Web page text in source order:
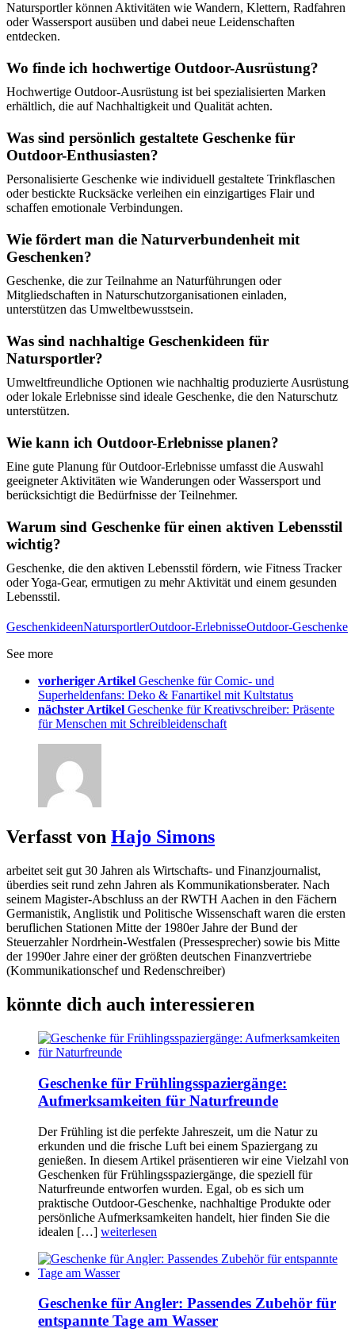
Natursportler können Aktivitäten wie Wandern, Klettern, Radfahren
oder Wassersport ausüben und dabei neue Leidenschaften
entdecken.
Wo finde ich hochwertige Outdoor-Ausrüstung?
Hochwertige Outdoor-Ausrüstung ist bei spezialisierten Marken
erhältlich, die auf Nachhaltigkeit und Qualität achten.
Was sind persönlich gestaltete Geschenke für
Outdoor-Enthusiasten?
Personalisierte Geschenke wie individuell gestaltete Trinkflaschen
oder bestickte Rucksäcke verleihen ein einzigartiges Flair und
schaffen emotionale Verbindungen.
Wie fördert man die Naturverbundenheit mit
Geschenken?
Geschenke, die zur Teilnahme an Naturführungen oder
Mitgliedschaften in Naturschutzorganisationen einladen,
unterstützen das Umweltbewusstsein.
Was sind nachhaltige Geschenkideen für
Natursportler?
Umweltfreundliche Optionen wie nachhaltig produzierte Ausrüstung
oder lokale Erlebnisse sind ideale Geschenke, die den Naturschutz
unterstützen.
Wie kann ich Outdoor-Erlebnisse planen?
Eine gute Planung für Outdoor-Erlebnisse umfasst die Auswahl
geeigneter Aktivitäten wie Wanderungen oder Wassersport und
berücksichtigt die Bedürfnisse der Teilnehmer.
Warum sind Geschenke für einen aktiven Lebensstil
wichtig?
Geschenke, die den aktiven Lebensstil fördern, wie Fitness Tracker
oder Yoga-Gear, ermutigen zu mehr Aktivität und einem gesunden
Lebensstil.
GeschenkideenNatursportlerOutdoor-ErlebnisseOutdoor-Geschenke
See more
vorheriger Artikel Geschenke für Comic- und
Superheldenfans: Deko & Fanartikel mit Kultstatus
nächster Artikel Geschenke für Kreativschreiber: Präsente
für Menschen mit Schreibleidenschaft
Verfasst von Hajo Simons
arbeitet seit gut 30 Jahren als Wirtschafts- und Finanzjournalist,
überdies seit rund zehn Jahren als Kommunikationsberater. Nach
seinem Magister-Abschluss an der RWTH Aachen in den Fächern
Germanistik, Anglistik und Politische Wissenschaft waren die ersten
beruflichen Stationen Mitte der 1980er Jahre der Bund der
Steuerzahler Nordrhein-Westfalen (Pressesprecher) sowie bis Mitte
der 1990er Jahre einer der größten deutschen Finanzvertriebe
(Kommunikationschef und Redenschreiber)
könnte dich auch interessieren
Geschenke für Frühlingsspaziergänge:
Aufmerksamkeiten für Naturfreunde
Der Frühling ist die perfekte Jahreszeit, um die Natur zu
erkunden und die frische Luft bei einem Spaziergang zu
genießen. In diesem Artikel präsentieren wir eine Vielzahl von
Geschenken für Frühlingsspaziergänge, die speziell für
Naturfreunde entworfen wurden. Egal, ob es sich um
praktische Outdoor-Geschenke, nachhaltige Produkte oder
persönliche Aufmerksamkeiten handelt, hier finden Sie die
idealen […] weiterlesen
Geschenke für Angler: Passendes Zubehör für
entspannte Tage am Wasser